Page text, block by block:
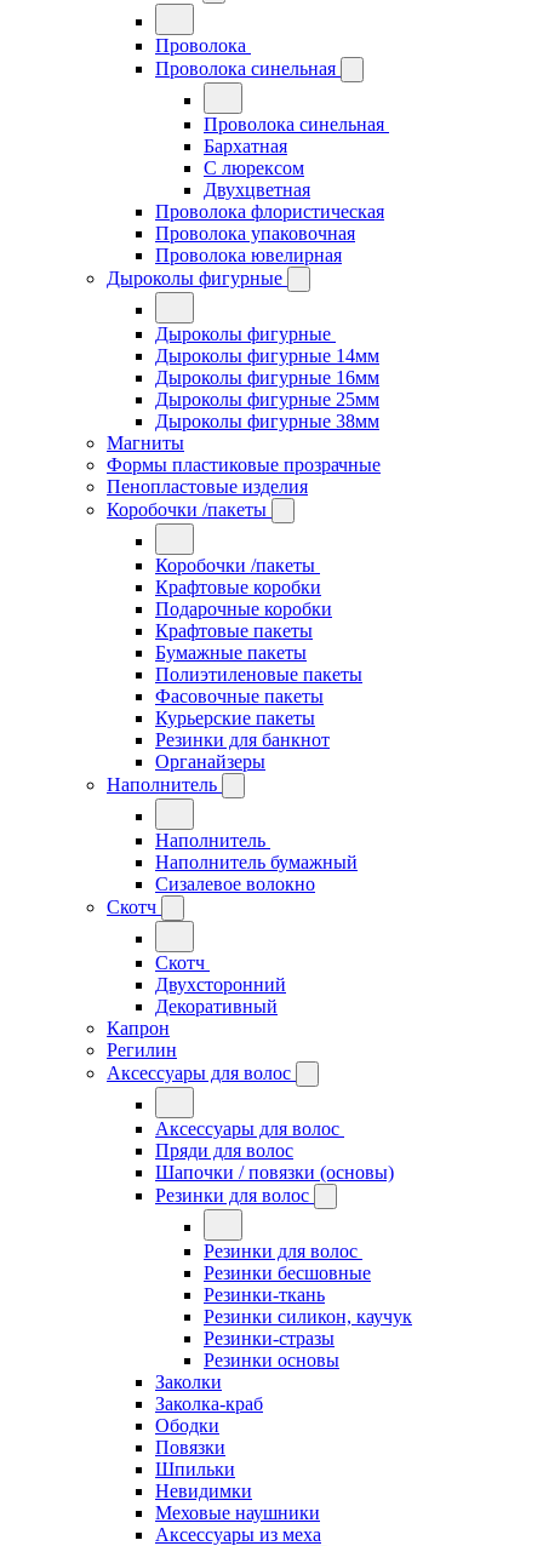
Проволока
Проволока синельная
Проволока синельная
Бархатная
С люрексом
Двухцветная
Проволока флористическая
Проволока упаковочная
Проволока ювелирная
Дыроколы фигурные
Дыроколы фигурные
Дыроколы фигурные 14мм
Дыроколы фигурные 16мм
Дыроколы фигурные 25мм
Дыроколы фигурные 38мм
Магниты
Формы пластиковые прозрачные
Пенопластовые изделия
Коробочки /пакеты
Коробочки /пакеты
Крафтовые коробки
Подарочные коробки
Крафтовые пакеты
Бумажные пакеты
Полиэтиленовые пакеты
Фасовочные пакеты
Курьерские пакеты
Резинки для банкнот
Органайзеры
Наполнитель
Наполнитель
Наполнитель бумажный
Сизалевое волокно
Скотч
Скотч
Двухсторонний
Декоративный
Капрон
Регилин
Аксессуары для волос
Аксессуары для волос
Пряди для волос
Шапочки / повязки (основы)
Резинки для волос
Резинки для волос
Резинки бесшовные
Резинки-ткань
Резинки силикон, каучук
Резинки-стразы
Резинки основы
Заколки
Заколка-краб
Ободки
Повязки
Шпильки
Невидимки
Меховые наушники
Аксессуары из меха